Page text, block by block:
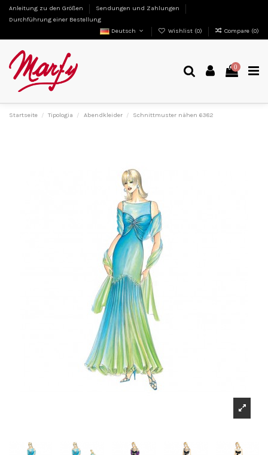
Anleitung zu den Größen
Sendungen und Zahlungen
Durchführung einer Bestellung
Deutsch
Wishlist (0) Compare (0)
0
Startseite Tipologia Abendkleider Schnittmuster nähen 6382